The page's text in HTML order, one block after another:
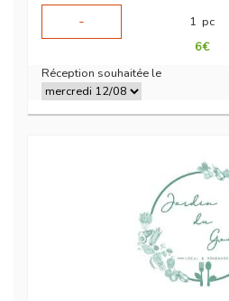
-
1 pc
6€
Réception souhaitée le